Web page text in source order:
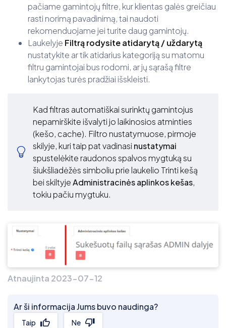
pačiame gamintojų filtre, kur klientas galės greičiau
rasti norimą pavadinimą, tai naudoti
rekomenduojame jei turite daug gamintojų.
Laukelyje Filtrą rodysite atidarytą / uždarytą
nustatykite ar tik atidarius kategoriją su matomu
filtru gamintojai bus rodomi, ar jų sąrašą filtre
lankytojas turės pradžiai išskleisti.
Kad filtras automatiškai surinktų gamintojus
nepamirškite išvalyti jo laikinosios atminties
(kešo, cache). Filtro nustatymuose, pirmoje
skilyje, kuri taip pat vadinasi nustatymai
spustelėkite raudonos spalvos mygtuką su
šiukšliadėžės simboliu prie laukelio Trinti kešą
bei skiltyjeAdministracinės aplinkos kešas,
tokiu pačiu mygtuku.
Atnaujinta 2023-07-12
Ar ši informacija Jums buvo naudinga?
Taip Ne